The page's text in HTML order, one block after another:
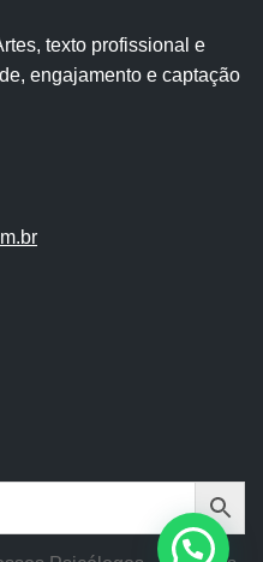
texto profissional e
engajamento e captação